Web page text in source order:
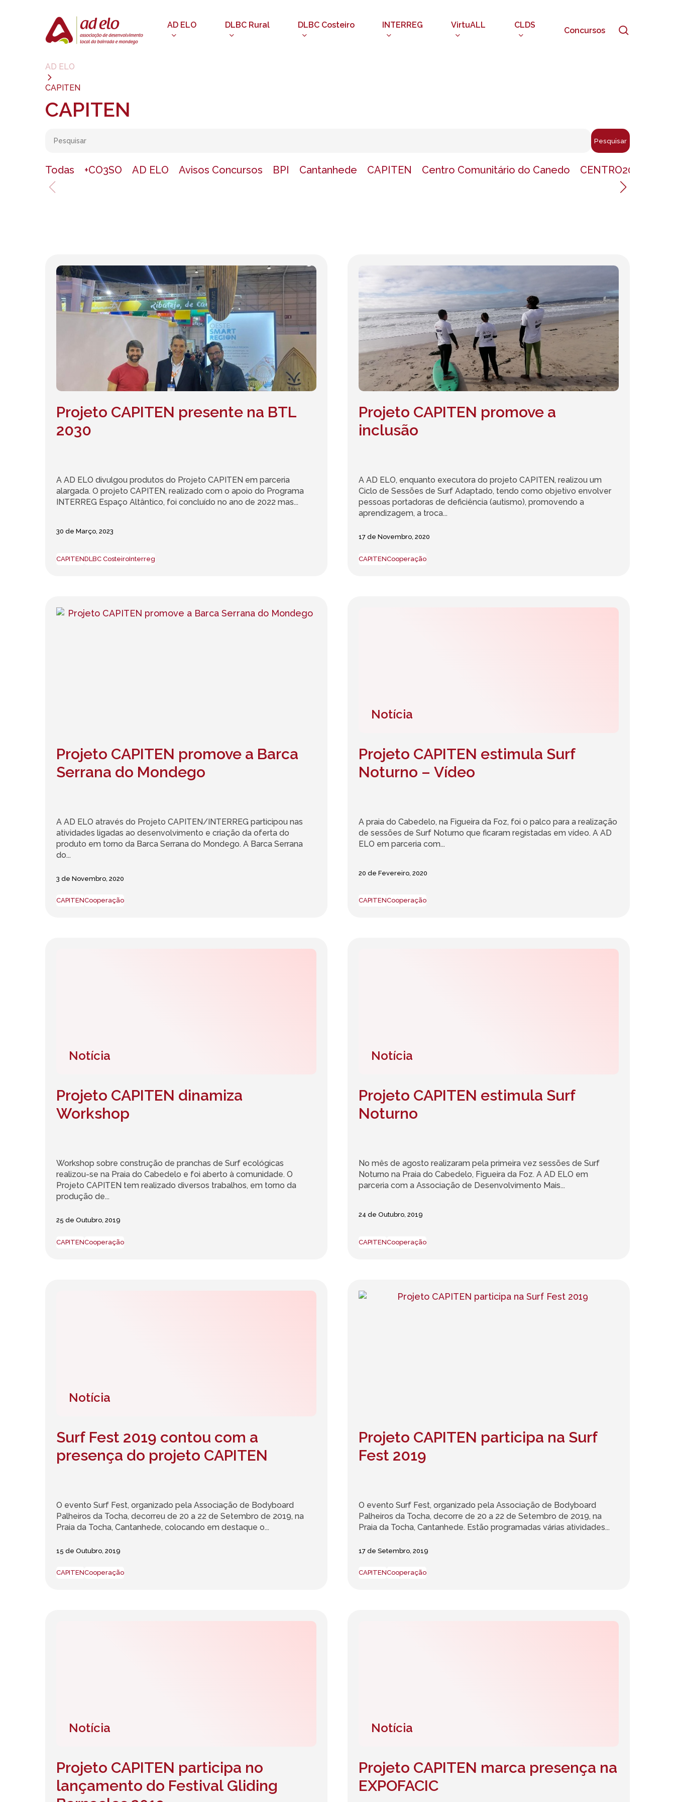
AD ELO DLBC Rural DLBC Costeiro INTERREG VirtuALL CLDS
Concursos
AD ELO
CAPITEN
CAPITEN
Pesquisar
Todas +CO3SO AD ELO Avisos Concursos BPI Cantanhede CAPITEN Centro Comunitário do Canedo CENTRO2020
Projeto CAPITEN presente na BTL
2030
A AD ELO divulgou produtos do Projeto CAPITEN em parceria
alargada. O projeto CAPITEN, realizado com o apoio do Programa
INTERREG Espaço Altântico, foi concluído no ano de 2022 mas...
30 de Março, 2023
CAPITENDLBC CosteiroInterreg
Projeto CAPITEN promove a
inclusão
A AD ELO, enquanto executora do projeto CAPITEN, realizou um
Ciclo de Sessões de Surf Adaptado, tendo como objetivo envolver
pessoas portadoras de deficiência (autismo), promovendo a
aprendizagem, a troca...
17 de Novembro, 2020
CAPITENCooperação
Projeto CAPITEN promove a Barca
Serrana do Mondego
A AD ELO através do Projeto CAPITEN/INTERREG participou nas
atividades ligadas ao desenvolvimento e criação da oferta do
produto em torno da Barca Serrana do Mondego. A Barca Serrana
do...
3 de Novembro, 2020
CAPITENCooperação
Notícia
Projeto CAPITEN estimula Surf
Noturno – Vídeo
A praia do Cabedelo, na Figueira da Foz, foi o palco para a realização
de sessões de Surf Noturno que ficaram registadas em vídeo. A AD
ELO em parceria com...
20 de Fevereiro, 2020
CAPITENCooperação
Notícia
Projeto CAPITEN dinamiza
Workshop
Workshop sobre construção de pranchas de Surf ecológicas
realizou-se na Praia do Cabedelo e foi aberto à comunidade. O
Projeto CAPITEN tem realizado diversos trabalhos, em torno da
produção de...
25 de Outubro, 2019
CAPITENCooperação
Notícia
Projeto CAPITEN estimula Surf
Noturno
No mês de agosto realizaram pela primeira vez sessões de Surf
Noturno na Praia do Cabedelo, Figueira da Foz. A AD ELO em
parceria com a Associação de Desenvolvimento Mais...
24 de Outubro, 2019
CAPITENCooperação
Notícia
Surf Fest 2019 contou com a
presença do projeto CAPITEN
O evento Surf Fest, organizado pela Associação de Bodyboard
Palheiros da Tocha, decorreu de 20 a 22 de Setembro de 2019, na
Praia da Tocha, Cantanhede, colocando em destaque o...
15 de Outubro, 2019
CAPITENCooperação
Projeto CAPITEN participa na Surf
Fest 2019
O evento Surf Fest, organizado pela Associação de Bodyboard
Palheiros da Tocha, decorre de 20 a 22 de Setembro de 2019, na
Praia da Tocha, Cantanhede. Estão programadas várias atividades...
17 de Setembro, 2019
CAPITENCooperação
Notícia
Projeto CAPITEN participa no
lançamento do Festival Gliding
Notícia
Projeto CAPITEN marca presença na
EXPOFACIC